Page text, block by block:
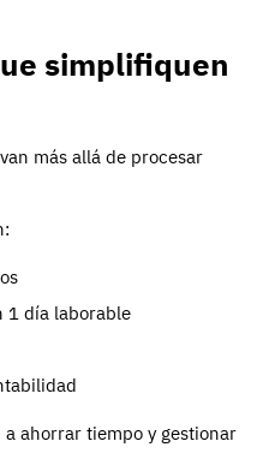
simplifiquen
más allá de procesar
1 día laborable
ahorrar tiempo y gestionar